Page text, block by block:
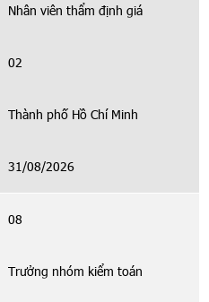
Nhân viên thẩm định giá
02
Thành phố Hồ Chí Minh
31/08/2026
08
Trưởng nhóm kiểm toán